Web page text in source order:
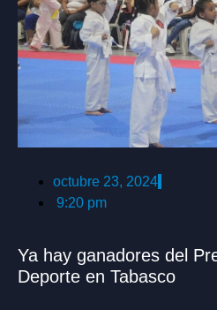
octubre 23, 2024
9:20 pm
Ya hay ganadores del
Deporte en Tabasco